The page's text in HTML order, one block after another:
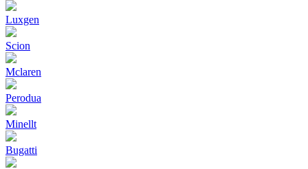
Luxgen
Scion
Mclaren
Perodua
Minellt
Bugatti